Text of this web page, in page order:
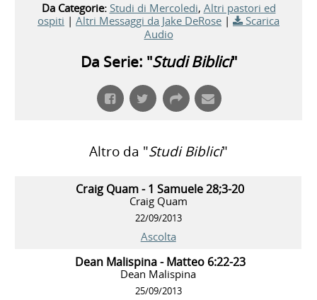
Da Categorie: Studi di Mercoledi, Altri pastori ed
ospiti | Altri Messaggi da Jake DeRose |
Scarica
Audio
Da Serie: "Studi Biblici"
Altro da "Studi Biblici"
Craig Quam - 1 Samuele 28;3-20
Craig Quam
22/09/2013
Ascolta
Dean Malispina - Matteo 6:22-23
Dean Malispina
25/09/2013